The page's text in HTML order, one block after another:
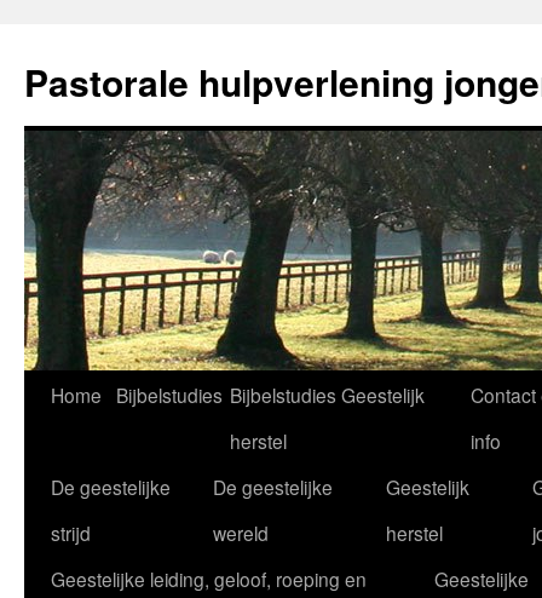
de
inhoud
Pastorale hulpverlening
Home Bijbelstudies Bijbelstudies Geestelijk
herstel
Contact
info
De geestelijke
strijd
De geestelijke
wereld
Geestelijk
herstel
Geestelijke leiding, geloof, roeping en
Geestelijke